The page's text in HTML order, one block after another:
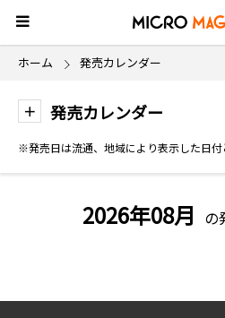
ホーム 発売カレンダー
発売カレンダー
※発売日は流通、地域により表示した日付
2026年08月 の